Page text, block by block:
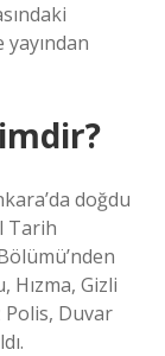
yayından
doğdu
Tarih
Hızma, Gizli
Polis, Duvar